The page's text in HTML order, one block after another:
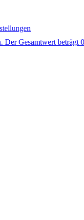
Der Gesamtwert beträgt